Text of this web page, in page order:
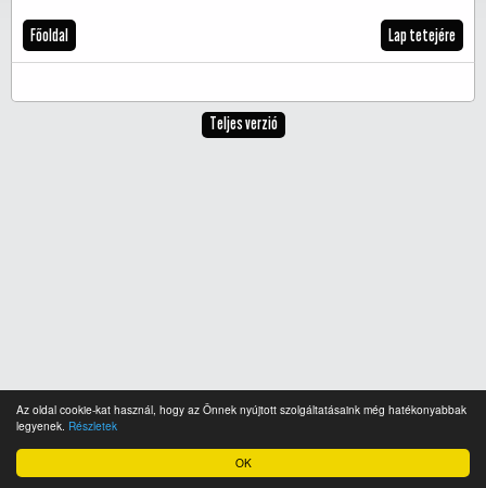
OK
Az oldal cookie-kat használ, hogy az Önnek nyújtott szolgáltatásaink még hatékonyabbak
legyenek. Részletek
Főoldal Lap tetejére
Teljes verzió